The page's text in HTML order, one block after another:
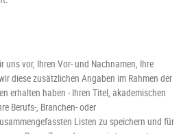
uns vor, Ihren Vor- und Nachnamen, Ihre
diese zusätzlichen Angaben im Rahmen der
erhalten haben - Ihren Titel, akademischen
Berufs-, Branchen- oder
Listen zu speichern und für